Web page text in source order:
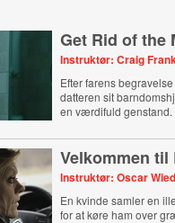
Get Rid of the
Instruktør: Craig
Efter farens
datteren sit
en værdifuld genstand.
Velkommen til
Instruktør: Oscar
En kvinde samler en
for at køre ham over